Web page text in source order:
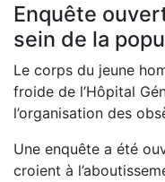
Enquête
sein de la
Le corps du jeune
froide de l’Hôpital
l’organisation des
Une enquête a été
croient à